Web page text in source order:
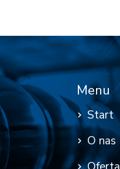
Menu
Start
O nas